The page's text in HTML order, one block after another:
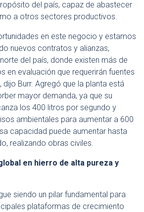
del país, capaz de abastecer
a otros sectores productivos.
en este negocio y estamos
nuevos contratos y alianzas,
del país, donde existen más de
en evaluación que requerirán fuentes
dijo Burr. Agregó que la planta está
mayor demanda, ya que su
los 400 litros por segundo y
ambientales para aumentar a 600
capacidad puede aumentar hasta
realizando obras civiles.
en hierro de alta pureza y
siendo un pilar fundamental para
plataformas de crecimiento